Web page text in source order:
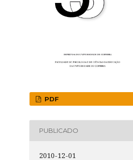
PDF
PUBLICADO
2010-12-01